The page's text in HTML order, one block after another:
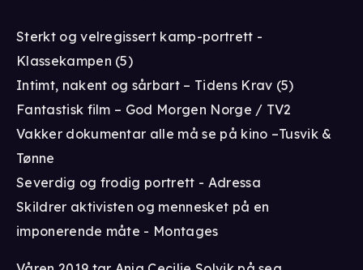
Sterkt og velregissert kamp-portrett -
Klassekampen (5)
Intimt, nakent og sårbart – Tidens Krav (5)
Fantastisk film – God Morgen Norge / TV2
Vakker dokumentar alle må se på kino –Tusvik &
Tønne
Severdig og frodig portrett - Adressa
Skildrer aktivisten og mennesket på en
imponerende måte - Montages